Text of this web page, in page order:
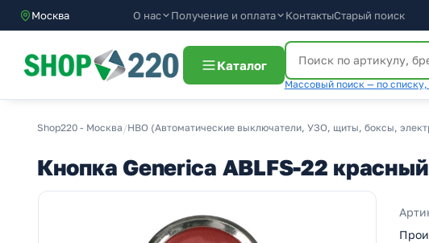
Москва О нас Получение и оплата КонтактыСтарый поиск
Каталог
Массовый поиск — по
Shop220 - Москва /НВО (Автоматические выключатели, УЗО, щиты, боксы,
Кнопка Generica ABLFS-22